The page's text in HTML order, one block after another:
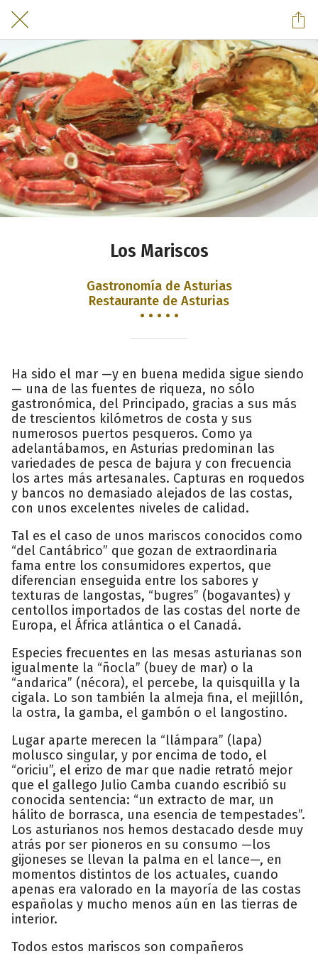
Los Mariscos
Gastronomía de Asturias
Restaurante de Asturias
• • • • •
Ha sido el mar —y en buena medida sigue siendo
— una de las fuentes de riqueza, no sólo
gastronómica, del Principado, gracias a sus más
de trescientos kilómetros de costa y sus
numerosos puertos pesqueros. Como ya
adelantábamos, en Asturias predominan las
variedades de pesca de bajura y con frecuencia
los artes más artesanales. Capturas en roquedos
y bancos no demasiado alejados de las costas,
con unos excelentes niveles de calidad.
Tal es el caso de unos mariscos conocidos como
“del Cantábrico” que gozan de extraordinaria
fama entre los consumidores expertos, que
diferencian enseguida entre los sabores y
texturas de langostas, “bugres” (bogavantes) y
centollos importados de las costas del norte de
Europa, el África atlántica o el Canadá.
Especies frecuentes en las mesas asturianas son
igualmente la “ñocla” (buey de mar) o la
“andarica” (nécora), el percebe, la quisquilla y la
cigala. Lo son también la almeja fina, el mejillón,
la ostra, la gamba, el gambón o el langostino.
Lugar aparte merecen la “llámpara” (lapa)
molusco singular, y por encima de todo, el
“oriciu”, el erizo de mar que nadie retrató mejor
que el gallego Julio Camba cuando escribió su
conocida sentencia: “un extracto de mar, un
hálito de borrasca, una esencia de tempestades”.
Los asturianos nos hemos destacado desde muy
atrás por ser pioneros en su consumo —los
gijoneses se llevan la palma en el lance—, en
momentos distintos de los actuales, cuando
apenas era valorado en la mayoría de las costas
españolas y mucho menos aún en las tierras de
interior.
Todos estos mariscos son compañeros